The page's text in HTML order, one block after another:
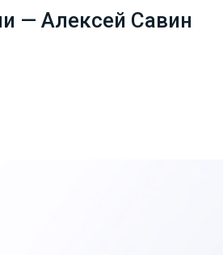
— Алексей Савин